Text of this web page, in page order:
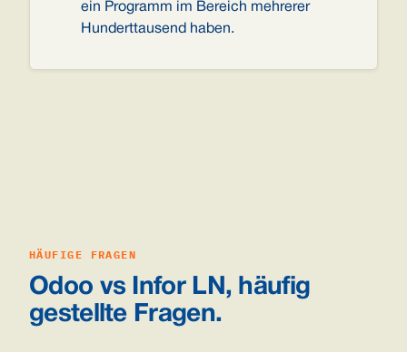
ein Programm im Bereich mehrerer
Hunderttausend haben.
HÄUFIGE FRAGEN
Odoo vs Infor LN, häufig
gestellte Fragen.